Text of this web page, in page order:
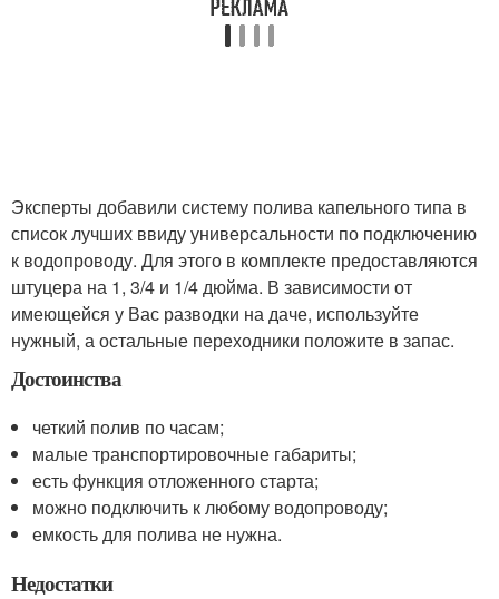
Эксперты добавили систему полива капельного типа в
список лучших ввиду универсальности по подключению
к водопроводу. Для этого в комплекте предоставляются
штуцера на 1, 3/4 и 1/4 дюйма. В зависимости от
имеющейся у Вас разводки на даче, используйте
нужный, а остальные переходники положите в запас.
Достоинства
четкий полив по часам;
малые транспортировочные габариты;
есть функция отложенного старта;
можно подключить к любому водопроводу;
емкость для полива не нужна.
Недостатки